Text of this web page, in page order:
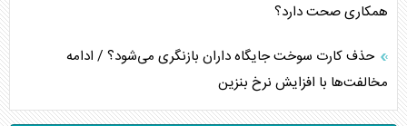
همکاری صحت دارد؟
حذف کارت سوخت جایگاه داران بازنگری می‌شود؟ / ادامه
مخالفت‌ها با افزایش نرخ بنزین